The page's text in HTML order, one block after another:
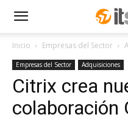
Inicio Empresas del Sector
Empresas del Sector Adquisiciones
Citrix crea
colaboración